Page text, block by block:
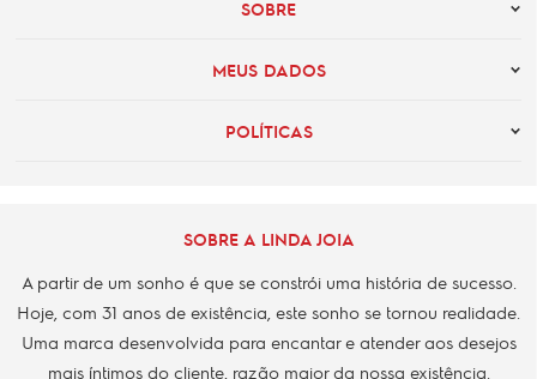
SOBRE
MEUS DADOS
POLÍTICAS
SOBRE A LINDA JOIA
A partir de um sonho é que se constrói uma história de sucesso.
Hoje, com 31 anos de existência, este sonho se tornou realidade.
Uma marca desenvolvida para encantar e atender aos desejos
mais íntimos do cliente, razão maior da nossa existência.